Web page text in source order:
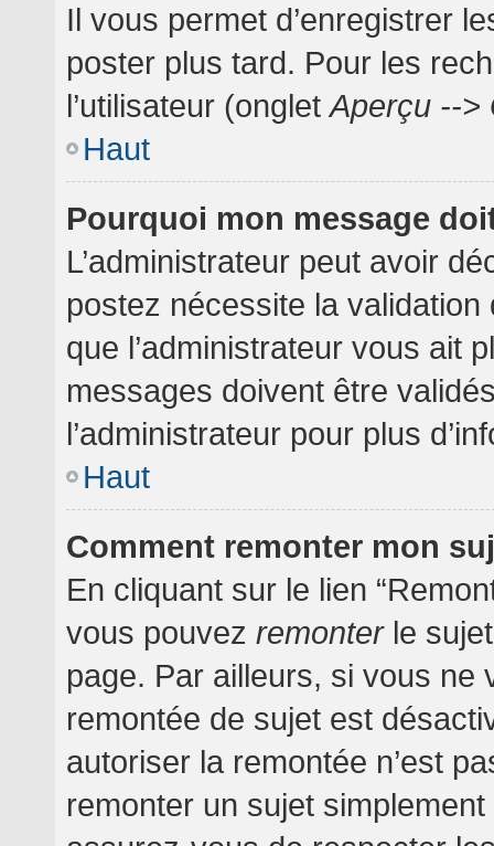
Il vous permet d’enregistrer
poster plus tard. Pour les
l’utilisateur (ongletAperçu -->
Haut
Pourquoi mon message
L’administrateur peut avoir
postez nécessite la
que l’administrateur vous ait
messages doivent être
l’administrateur pour plus
Haut
Comment remonter mon
En cliquant sur le lien
vous pouvez remonterle
page. Par ailleurs, si vous ne
remontée de sujet est
autoriser la remontée n’est
remonter un sujet